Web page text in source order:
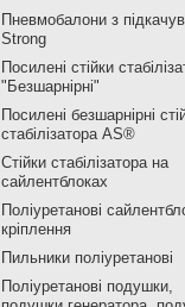
Пневмобалони з
Strong
Посилені стійки
"Безшарнірні"
Посилені безшарнірні
стабілізатора AS®
Стійки стабілізатора на
сайлентблоках
Поліуретанові
кріплення
Пильники поліуретанові
Поліуретанові подушки,